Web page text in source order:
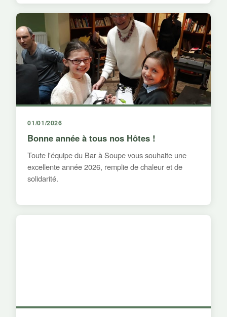
01/01/2026
Bonne année à tous nos Hôtes !
Toute l'équipe du Bar à Soupe vous souhaite une
excellente année 2026, remplie de chaleur et de
solidarité.